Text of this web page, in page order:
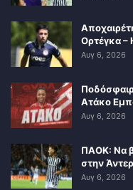
Ορτέγκα –
Αυγ 6, 2026
Ατάκο
Αυγ 6, 2026
ΠΑΟΚ: Να
στην
Αυγ 6, 2026